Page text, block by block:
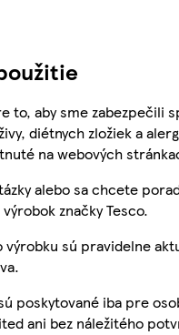
to, aby sme
diétnych zložiek a
na webových
alebo sa chcete
značky Tesco.
sú pravidelne
poskytované iba pre
ani bez náležitého